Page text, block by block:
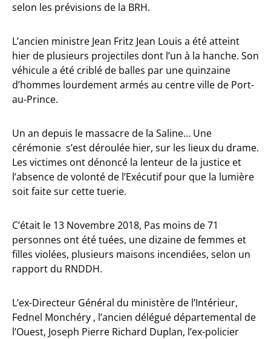
selon les prévisions de la BRH.
L’ancien ministre Jean Fritz Jean Louis a été atteint
hier de plusieurs projectiles dont l’un à la hanche. Son
véhicule a été criblé de balles par une quinzaine
d’hommes lourdement armés au centre ville de Port-
au-Prince.
Un an depuis le massacre de la Saline… Une
cérémonie s’est déroulée hier, sur les lieux du drame.
Les victimes ont dénoncé la lenteur de la justice et
l’absence de volonté de l’Exécutif pour que la lumière
soit faite sur cette tuerie.
C’était le 13 Novembre 2018, Pas moins de 71
personnes ont été tuées, une dizaine de femmes et
filles violées, plusieurs maisons incendiées, selon un
rapport du RNDDH.
L’ex-Directeur Général du ministère de l’Intérieur,
Fednel Monchéry , l’ancien délégué départemental de
l’Ouest, Joseph Pierre Richard Duplan, l’ex-policier